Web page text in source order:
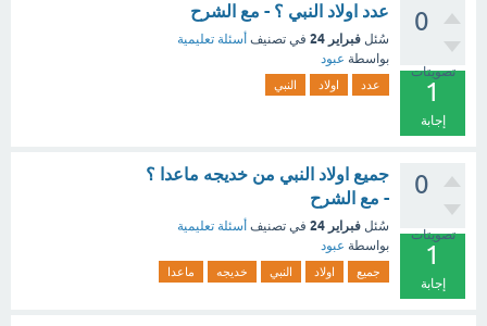
0
تصويتات
1
إجابة
عدد اولاد النبي ؟ - مع الشرح
سُئل فبراير 24 في تصنيف أسئلة تعليمية
بواسطة عبود
عدد اولاد النبي
0
تصويتات
1
إجابة
جميع اولاد النبي من خديجه ماعدا ؟
- مع الشرح
سُئل فبراير 24 في تصنيف أسئلة تعليمية
بواسطة عبود
جميع اولاد النبي خديجه ماعدا